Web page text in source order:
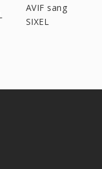
AVIF sang
SIXEL